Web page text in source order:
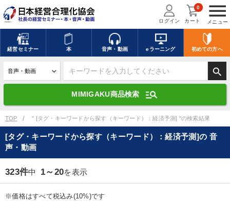
menu
メニュー
ログイン カート
0
経営セミナー 本 音声・動画 eラーニング 初めての方へ
search
MIMIGAKU商品検索 manage_search
キーワードを入力して探す
デジタル版対応のみ検索結果に表示する
search 上記の条件で検索
mic 講演収録物を探す
全国経営者セミナー講演収録物（全1315タイトル）からお探しいただけ
ます
TOP " [タグ・キーワードから探す（キーワード）：経済予測] "の検索結果
[タグ・キーワードから探す（キーワード）：経済予測]の 音
声・動画
323件中 1～20を表示
※価格はすべて税込み(10%)です